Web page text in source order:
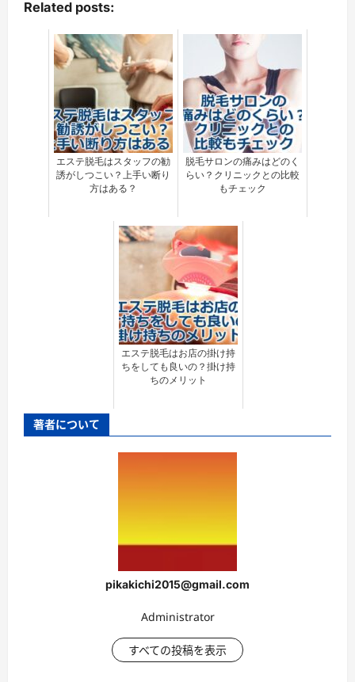
Related posts:
エステ脱毛はスタッフの勧
誘がしつこい？上手い断り
方はある？
脱毛サロンの痛みはどのく
らい？クリニックとの比較
もチェック
エステ脱毛はお店の掛け持
ちをしても良いの？掛け持
ちのメリット
著者について
pikakichi2015@gmail.com
Administrator
すべての投稿を表示